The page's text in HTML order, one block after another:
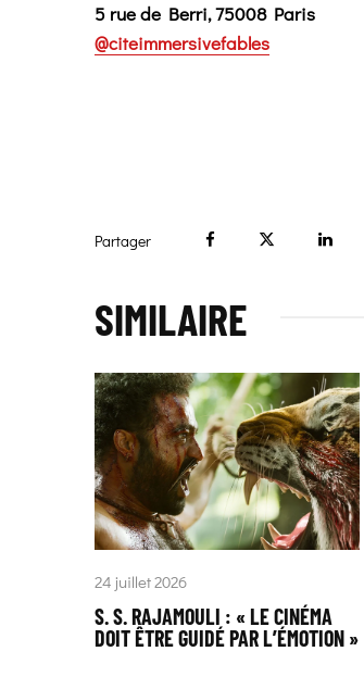
5 rue de Berri, 75008 Paris
@citeimmersivefables
Partager
SIMILAIRE
24 juillet 2026
S. S. RAJAMOULI : « LE CINÉMA
DOIT ÊTRE GUIDÉ PAR L’ÉMOTION »